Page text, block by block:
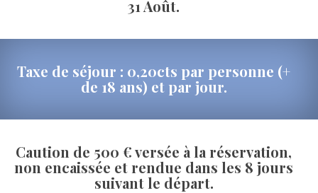
31 Août.
Taxe de séjour : 0,20cts par personne (+
de 18 ans) et par jour.
Caution de 500 € versée à la réservation,
non encaissée et rendue dans les 8 jours
uivant le départ.